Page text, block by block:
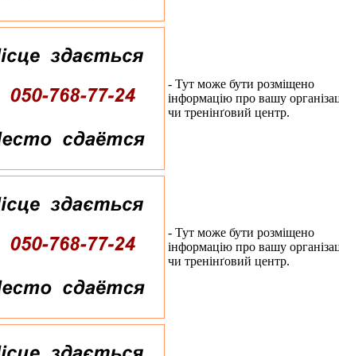
- Тут може бути розміщено
інформацію про вашу
чи тренінґовий центр.
- Тут може бути розміщено
інформацію про вашу
чи тренінґовий центр.